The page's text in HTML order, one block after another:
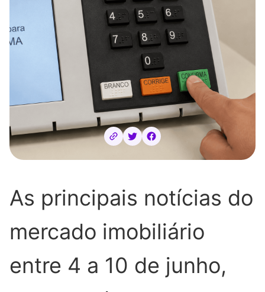
As principais notícias do
mercado imobiliário
entre 4 a 10 de junho,